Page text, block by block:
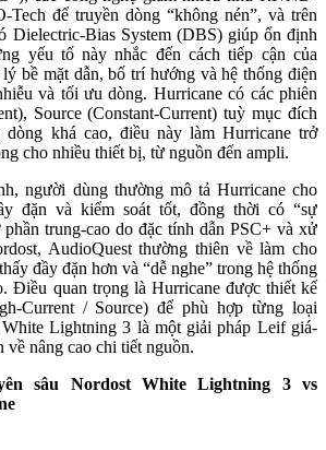
Tech để truyền dòng “không nén”, và trên
Dielectric-Bias System (DBS) giúp ổn định
yếu tố này nhắc đến cách tiếp cận của
bề mặt dẫn, bố trí hướng và hệ thống điện
và tối ưu dòng. Hurricane có các phiên
Source (Constant-Current) tuỳ mục đích
khá cao, điều này làm Hurricane trở
cho nhiều thiết bị, từ nguồn đến ampli.
người dùng thường mô tả Hurricane cho
đặn và kiểm soát tốt, đồng thời có “sự
trung-cao do đặc tính dẫn PSC+ và xử
AudioQuest thường thiên về làm cho
đầy đặn hơn và “dễ nghe” trong hệ thống
Điều quan trọng là Hurricane được thiết kế
Current / Source) để phù hợp từng loại
Lightning 3 là một giải pháp Leif giá-
về nâng cao chi tiết nguồn.
sâu Nordost White Lightning 3 vs